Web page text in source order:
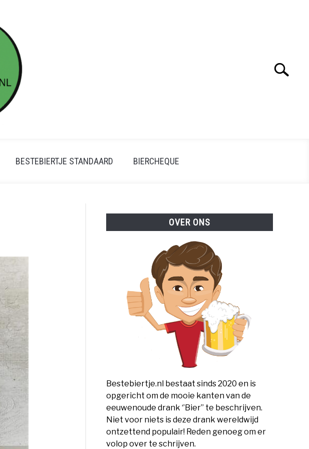
Search
BESTEBIERTJE STANDAARD BIERCHEQUE
OVER ONS
Bestebiertje.nl bestaat sinds 2020 en is
opgericht om de mooie kanten van de
eeuwenoude drank ‘’Bier’’ te beschrijven.
Niet voor niets is deze drank wereldwijd
ontzettend populair! Reden genoeg om er
volop over te schrijven.